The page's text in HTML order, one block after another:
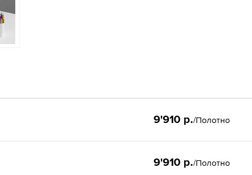
9'910 р./Полотно
9'910 р./Полотно